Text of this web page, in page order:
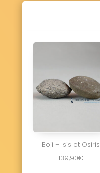
Boji – Isis et Osiris
139,90€